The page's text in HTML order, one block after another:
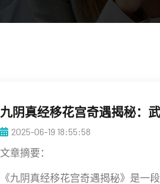
九阴真经移花宫奇遇揭秘：
2025-06-19 18:55:58
文章摘要：
《九阴真经移花宫奇遇揭秘》是一